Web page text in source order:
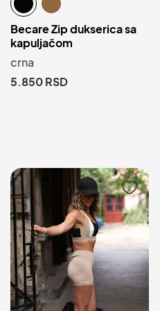
Becare Zip dukserica sa
kapuljačom
crna
5.850RSD